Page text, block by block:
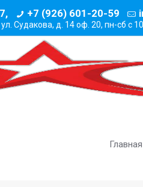
+7 (926) 601-20-59
Судакова, д. 14 оф. 20, пн-сб с
Главная